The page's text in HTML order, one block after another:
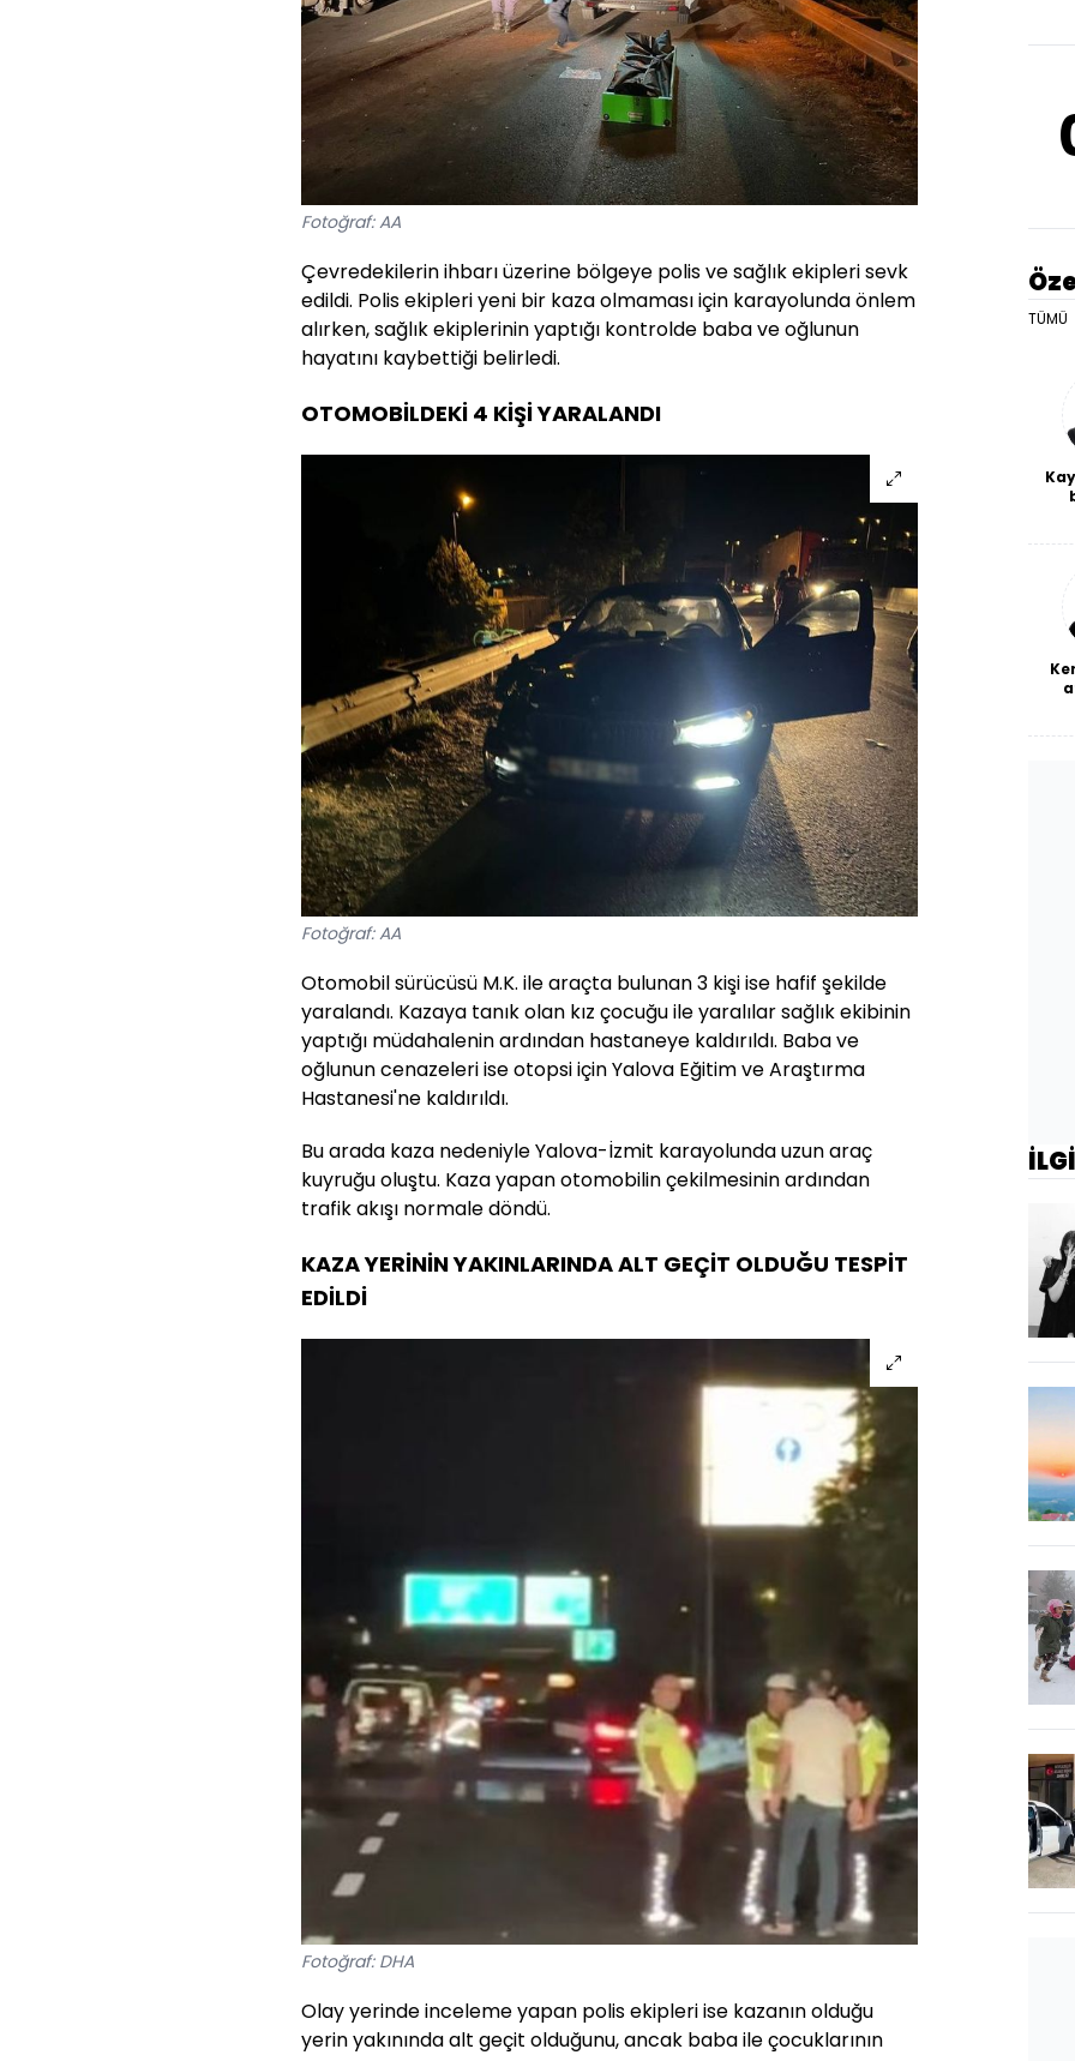
Fotoğraf: AA
Çevredekilerin ihbarı üzerine bölgeye polis ve sağlık ekipleri sevk
edildi. Polis ekipleri yeni bir kaza olmaması için karayolunda önlem
alırken, sağlık ekiplerinin yaptığı kontrolde baba ve oğlunun
hayatını kaybettiği belirledi.
OTOMOBİLDEKİ 4 KİŞİ YARALANDI
Fotoğraf: AA
Otomobil sürücüsü M.K. ile araçta bulunan 3 kişi ise hafif şekilde
yaralandı. Kazaya tanık olan kız çocuğu ile yaralılar sağlık ekibinin
yaptığı müdahalenin ardından hastaneye kaldırıldı. Baba ve
oğlunun cenazeleri ise otopsi için Yalova Eğitim ve Araştırma
Hastanesi'ne kaldırıldı.
Bu arada kaza nedeniyle Yalova-İzmit karayolunda uzun araç
kuyruğu oluştu. Kaza yapan otomobilin çekilmesinin ardından
trafik akışı normale döndü.
KAZA YERİNİN YAKINLARINDA ALT GEÇİT OLDUĞU TESPİT
EDİLDİ
Fotoğraf: DHA
Olay yerinde inceleme yapan polis ekipleri ise kazanın olduğu
yerin yakınında alt geçit olduğunu, ancak baba ile çocuklarının
TÜMÜ